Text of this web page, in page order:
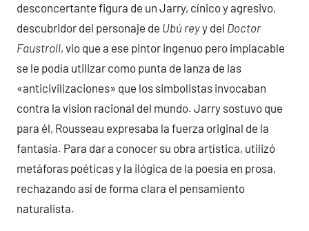
desconcertante figura de un Jarry, cínico y agresivo,
descubridor del personaje de Ubú reyy del Doctor
Faustroll, vio que a ese pintor ingenuo pero implacable
se le podía utilizar como punta de lanza de las
«anticivilizaciones» que los simbolistas invocaban
contra la vision racional del mundo. Jarry sostuvo que
para él, Rousseau expresaba la fuerza original de la
fantasía. Para dar a conocer su obra artística, utilizó
metáforas poéticas y la ilógica de la poesía en prosa,
rechazando así de forma clara el pensamiento
naturalista.